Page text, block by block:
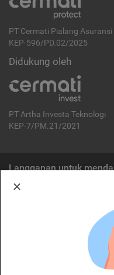
PT Cermati Pialang Asuransi
KEP-596/PD.02/2025
Didukung oleh
PT Artha Investa Teknologi
KEP-7/PM.21/2021
Langganan untuk
Cermati merupakan
OJK. Oleh karena itu, produk
ditawarkan bukan merupakan
diterbitkan oleh Cermati dan